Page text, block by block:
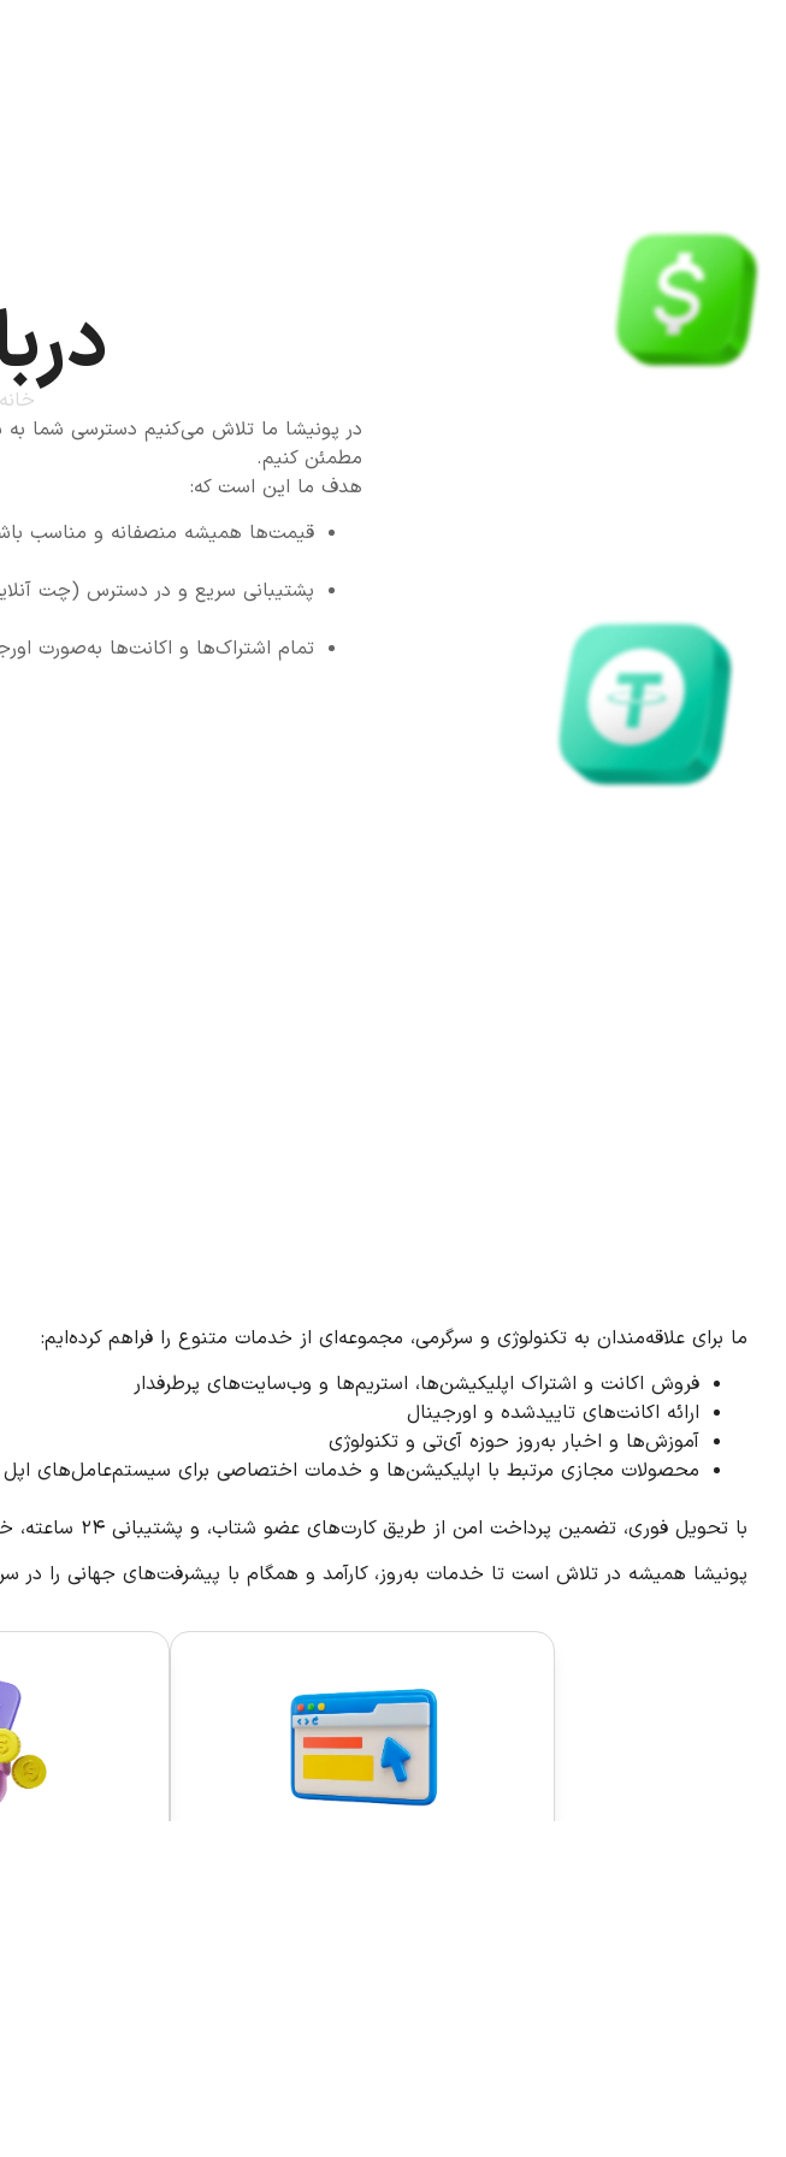
خانه
در پونیشا ما تلاش می‌کنیم دسترسی شما به
مطمئن کنیم.
هدف ما این است که:
قیمت‌ها همیشه منصفانه و مناسب
پشتیبانی سریع و در دسترس (چت
تمام اشتراک‌ها و اکانت‌ها به‌صورت
ما برای علاقه‌مندان به تکنولوژی و سرگرمی، مجموعه‌ای از خدمات متنوع را فراهم کرده‌ایم:
فروش اکانت و اشتراک اپلیکیشن‌ها، استریم‌ها و وب‌سایت‌های پرطرفدار
ارائه اکانت‌های تاییدشده و اورجینال
آموزش‌ها و اخبار به‌روز حوزه آی‌تی و تکنولوژی
محصولات مجازی مرتبط با اپلیکیشن‌ها و خدمات اختصاصی برای سیستم‌عامل‌های اپل
با تحویل فوری، تضمین پرداخت امن از طریق کارت‌های عضو شتاب، و پشتیبانی ۲۴ ساعته، خرید و دسترسی به این سرویس‌ها برای شما ساده و مطمئن خواهد بود.
پونیشا همیشه در تلاش است تا خدمات به‌روز، کارآمد و همگام با پیشرفت‌های جهانی را در